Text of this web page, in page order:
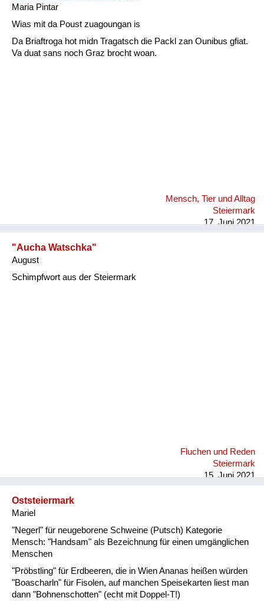
Maria Pintar
Wias mit da Poust zuagoungan is
Da Briaftroga hot midn Tragatsch die Packl zan Ounibus gfiat.
Va duat sans noch Graz brocht woan.
Mensch, Tier und Alltag
Steiermark
17. Juni 2021
"Aucha Watschka"
August
Schimpfwort aus der Steiermark
Fluchen und Reden
Steiermark
15. Juni 2021
Oststeiermark
Mariel
"Negerl" für neugeborene Schweine (Putsch) Kategorie
Mensch: "Handsam" als Bezeichnung für einen umgänglichen
Menschen
"Pröbstling" für Erdbeeren, die in Wien Ananas heißen würden
"Boascharln" für Fisolen, auf manchen Speisekarten liest man
dann "Bohnenschotten" (echt mit Doppel-T!)